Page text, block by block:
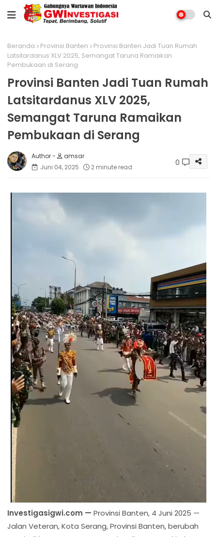
Beranda Provinsi Banten
Provinsi Banten Jadi Tuan Rumah
Latsitardanus XLV 2025, Semangat Taruna Ramaikan
Pembukaan di Serang
Provinsi Banten Jadi Tuan Rumah
Latsitardanus XLV 2025,
Semangat Taruna Ramaikan
Pembukaan di Serang
amsar
Juni 04, 2025
2 minute read 0
Investigasigwi.com — Provinsi Banten, 4 Juni 2025 —
Jalan Veteran, Kota Serang, Provinsi Banten, berubah